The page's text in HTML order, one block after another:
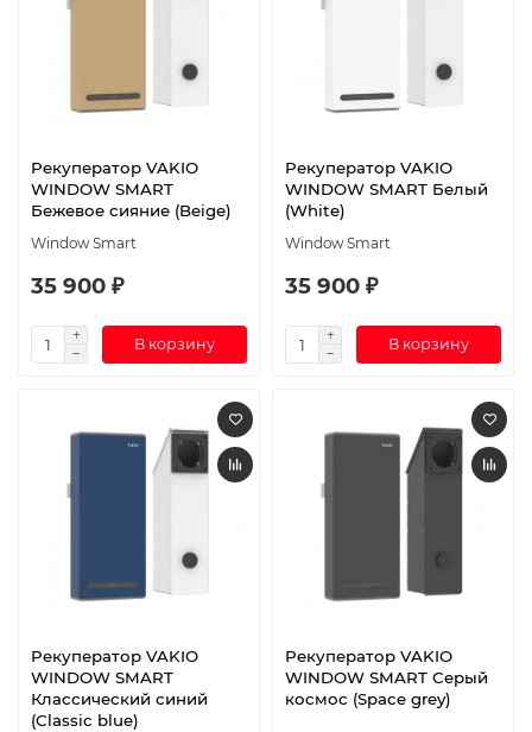
Рекуператор VAKIO
WINDOW SMART
Бежевое сияние (Beige)
Window Smart
35 900 ₽
В корзину
Рекуператор VAKIO
WINDOW SMART Белый
(White)
Window Smart
35 900 ₽
В корзину
Рекуператор VAKIO
WINDOW SMART
Классический синий
(Classic blue)
Рекуператор VAKIO
WINDOW SMART Серый
космос (Space grey)